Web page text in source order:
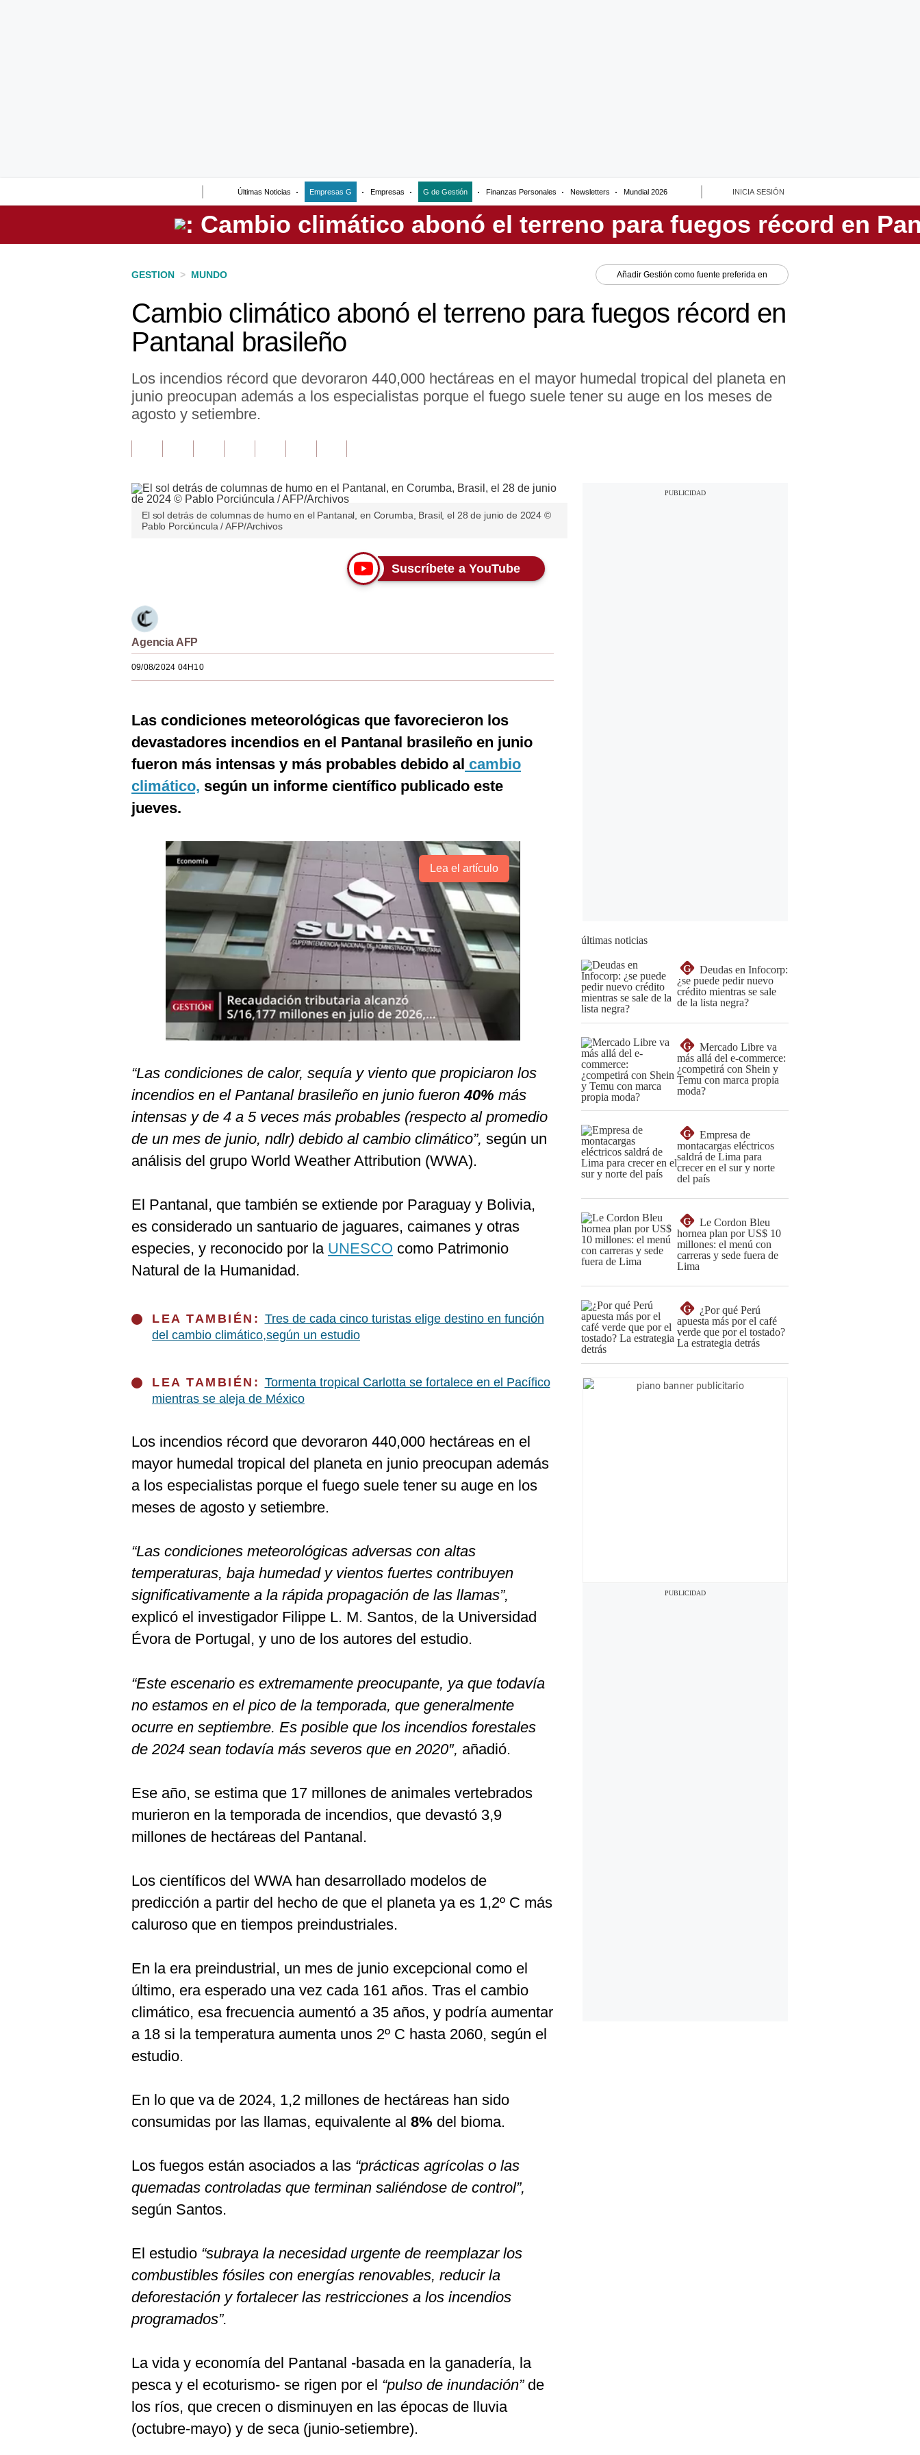
Últimas Noticias Empresas G Empresas G de Gestión Finanzas Personales Newsletters Mundial 2026 INICIA SESIÓN
Perú
GESTION > MUNDO Añadir Gestión como fuente preferida en
Cambio climático abonó el terreno para fuegos récord en
Pantanal brasileño
Los incendios récord que devoraron 440,000 hectáreas en el mayor humedal tropical del planeta en
junio preocupan además a los especialistas porque el fuego suele tener su auge en los meses de
agosto y setiembre.
El sol detrás de columnas de humo en el Pantanal, en Corumba, Brasil, el 28 de junio de 2024 ©
Pablo Porciúncula / AFP/Archivos
Suscríbete a YouTube
Agencia AFP
09/08/2024 04H10
Las condiciones meteorológicas que favorecieron los
devastadores incendios en el Pantanal brasileño en junio
fueron más intensas y más probables debido al cambio
climático, según un informe científico publicado este
jueves.
Lea el artículo
“Las condiciones de calor, sequía y viento que propiciaron los
incendios en el Pantanal brasileño en junio fueron40% más
intensas y de 4 a 5 veces más probables (respecto al promedio
de un mes de junio, ndlr) debido al cambio climático”, según un
análisis del grupo World Weather Attribution (WWA).
El Pantanal, que también se extiende por Paraguay y Bolivia,
es considerado un santuario de jaguares, caimanes y otras
especies, y reconocido por la UNESCO como Patrimonio
Natural de la Humanidad.
LEA TAMBIÉN: Tres de cada cinco turistas elige destino en función
del cambio climático,según un estudio
LEA TAMBIÉN: Tormenta tropical Carlotta se fortalece en el Pacífico
mientras se aleja de México
Los incendios récord que devoraron 440,000 hectáreas en el
mayor humedal tropical del planeta en junio preocupan además
a los especialistas porque el fuego suele tener su auge en los
meses de agosto y setiembre.
“Las condiciones meteorológicas adversas con altas
temperaturas, baja humedad y vientos fuertes contribuyen
significativamente a la rápida propagación de las llamas”,
explicó el investigador Filippe L. M. Santos, de la Universidad
Évora de Portugal, y uno de los autores del estudio.
“Este escenario es extremamente preocupante, ya que todavía
no estamos en el pico de la temporada, que generalmente
ocurre en septiembre. Es posible que los incendios forestales
de 2024 sean todavía más severos que en 2020″, añadió.
Ese año, se estima que 17 millones de animales vertebrados
murieron en la temporada de incendios, que devastó 3,9
millones de hectáreas del Pantanal.
Los científicos del WWA han desarrollado modelos de
predicción a partir del hecho de que el planeta ya es 1,2º C más
caluroso que en tiempos preindustriales.
En la era preindustrial, un mes de junio excepcional como el
último, era esperado una vez cada 161 años. Tras el cambio
climático, esa frecuencia aumentó a 35 años, y podría aumentar
a 18 si la temperatura aumenta unos 2º C hasta 2060, según el
estudio.
En lo que va de 2024, 1,2 millones de hectáreas han sido
consumidas por las llamas, equivalente al 8% del bioma.
Los fuegos están asociados a las “prácticas agrícolas o las
quemadas controladas que terminan saliéndose de control”,
según Santos.
El estudio “subraya la necesidad urgente de reemplazar los
combustibles fósiles con energías renovables, reducir la
deforestación y fortalecer las restricciones a los incendios
programados”.
La vida y economía del Pantanal -basada en la ganadería, la
pesca y el ecoturismo- se rigen por el “pulso de inundación” de
los ríos, que crecen o disminuyen en las épocas de lluvia
(octubre-mayo) y de seca (junio-setiembre).
últimas noticias
G
Deudas en Infocorp:
¿se puede pedir nuevo
crédito mientras se sale
de la lista negra?
G
Mercado Libre va
más allá del e-commerce:
¿competirá con Shein y
Temu con marca propia
moda?
G
Empresa de
montacargas eléctricos
saldrá de Lima para
crecer en el sur y norte
del país
G
Le Cordon Bleu
hornea plan por US$ 10
millones: el menú con
carreras y sede fuera de
Lima
G
¿Por qué Perú
apuesta más por el café
verde que por el tostado?
La estrategia detrás